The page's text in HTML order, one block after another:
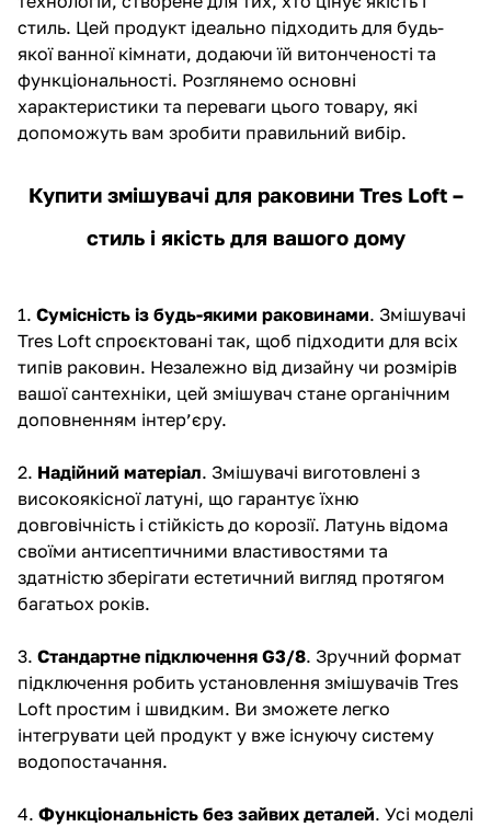
стиль. Цей продукт ідеально підходить для будь-
якої ванної кімнати, додаючи їй витонченості та
функціональності. Розглянемо основні
характеристики та переваги цього товару, які
допоможуть вам зробити правильний вибір.
Купити змішувачі для раковини Tres Loft –
стиль і якість для вашого дому
1. Сумісність із будь-якими раковинами. Змішувачі
Tres Loft спроєктовані так, щоб підходити для всіх
типів раковин. Незалежно від дизайну чи розмірів
вашої сантехніки, цей змішувач стане органічним
доповненням інтер’єру.
2. Надійний матеріал. Змішувачі виготовлені з
високоякісної латуні, що гарантує їхню
довговічність і стійкість до корозії. Латунь відома
своїми антисептичними властивостями та
здатністю зберігати естетичний вигляд протягом
багатьох років.
3. Стандартне підключення G3/8. Зручний формат
підключення робить установлення змішувачів Tres
Loft простим і швидким. Ви зможете легко
інтегрувати цей продукт у вже існуючу систему
водопостачання.
4. Функціональність без зайвих деталей. Усі моделі